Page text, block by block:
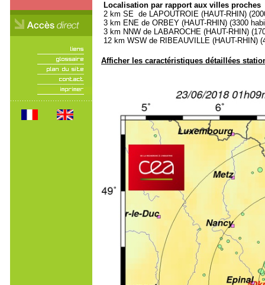
Localisation par rapport aux villes proches
2 km SE de LAPOUTROIE (HAUT-RHIN)
3 km ENE de ORBEY (HAUT-RHIN) (3300
3 km NNW de LABAROCHE (HAUT-RHIN)
12 km WSW de RIBEAUVILLE (HAUT-RHIN)
Afficher les caractéristiques détaillées